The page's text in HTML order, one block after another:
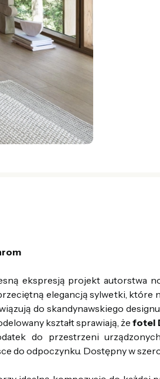
ekspresją projekt autorstwa
elegancją sylwetki, które
do skandynawskiego
kształt sprawiają, żefotel
do przestrzeni
do odpoczynku. Dostępny w